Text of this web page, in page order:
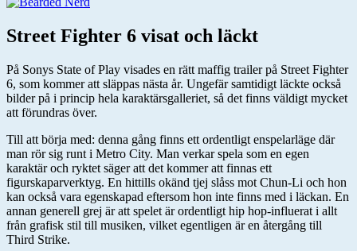
Street Fighter 6 visat och läckt
På Sonys State of Play visades en rätt maffig trailer på Street Fighter
6, som kommer att släppas nästa år. Ungefär samtidigt läckte också
bilder på i princip hela karaktärsgalleriet, så det finns väldigt mycket
att förundras över.
Till att börja med: denna gång finns ett ordentligt enspelarläge där
man rör sig runt i Metro City. Man verkar spela som en egen
karaktär och ryktet säger att det kommer att finnas ett
figurskaparverktyg. En hittills okänd tjej slåss mot Chun-Li och hon
kan också vara egenskapad eftersom hon inte finns med i läckan. En
annan generell grej är att spelet är ordentligt hip hop-influerat i allt
från grafisk stil till musiken, vilket egentligen är en återgång till
Third Strike.